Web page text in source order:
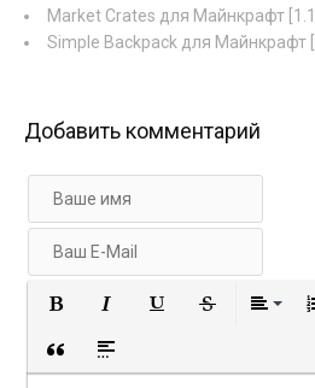
Market Crates для Майнкрафт
Simple Backpack для Майнкрафт
Добавить комментарий
Вставка цитаты
Вставка спойлера